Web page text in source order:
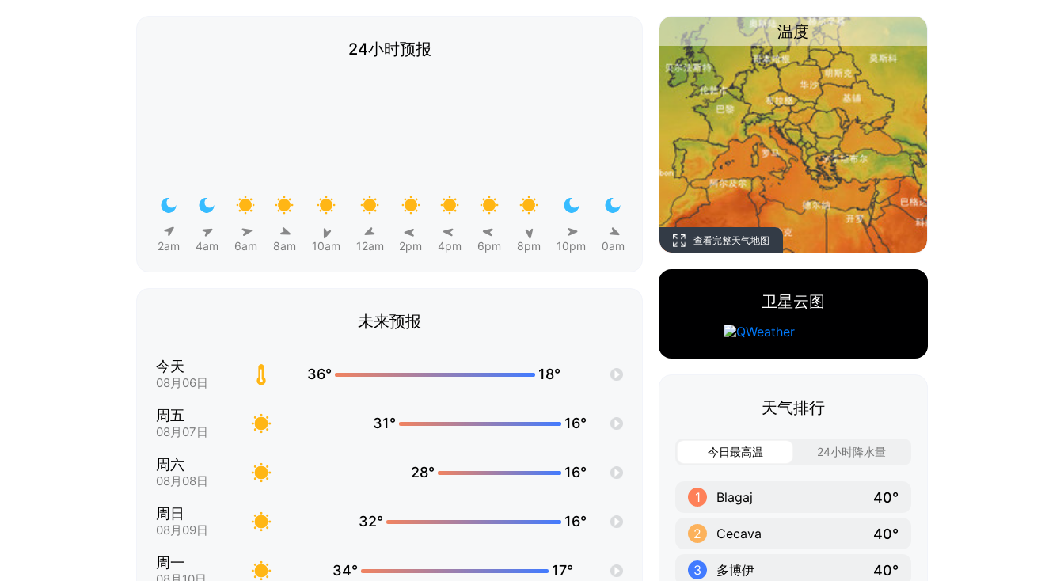
24小时预报
2am 4am 6am 8am 10am 12am 2pm 4pm 6pm 8pm 10pm 0am
未来预报
今天
08月06日
36° 18°
周五
08月07日
31° 16°
周六
08月08日
28° 16°
周日
08月09日
32° 16°
周一 34° 17°
温度
查看完整天气地图
卫星云图
天气排行
今日最高温 24小时降水量
1 Blagaj 40°
2 Cecava 40°
3 多博伊 40°